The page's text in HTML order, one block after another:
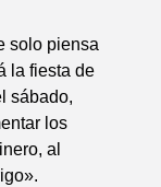
solo piensa
la fiesta de
sábado,
los
al